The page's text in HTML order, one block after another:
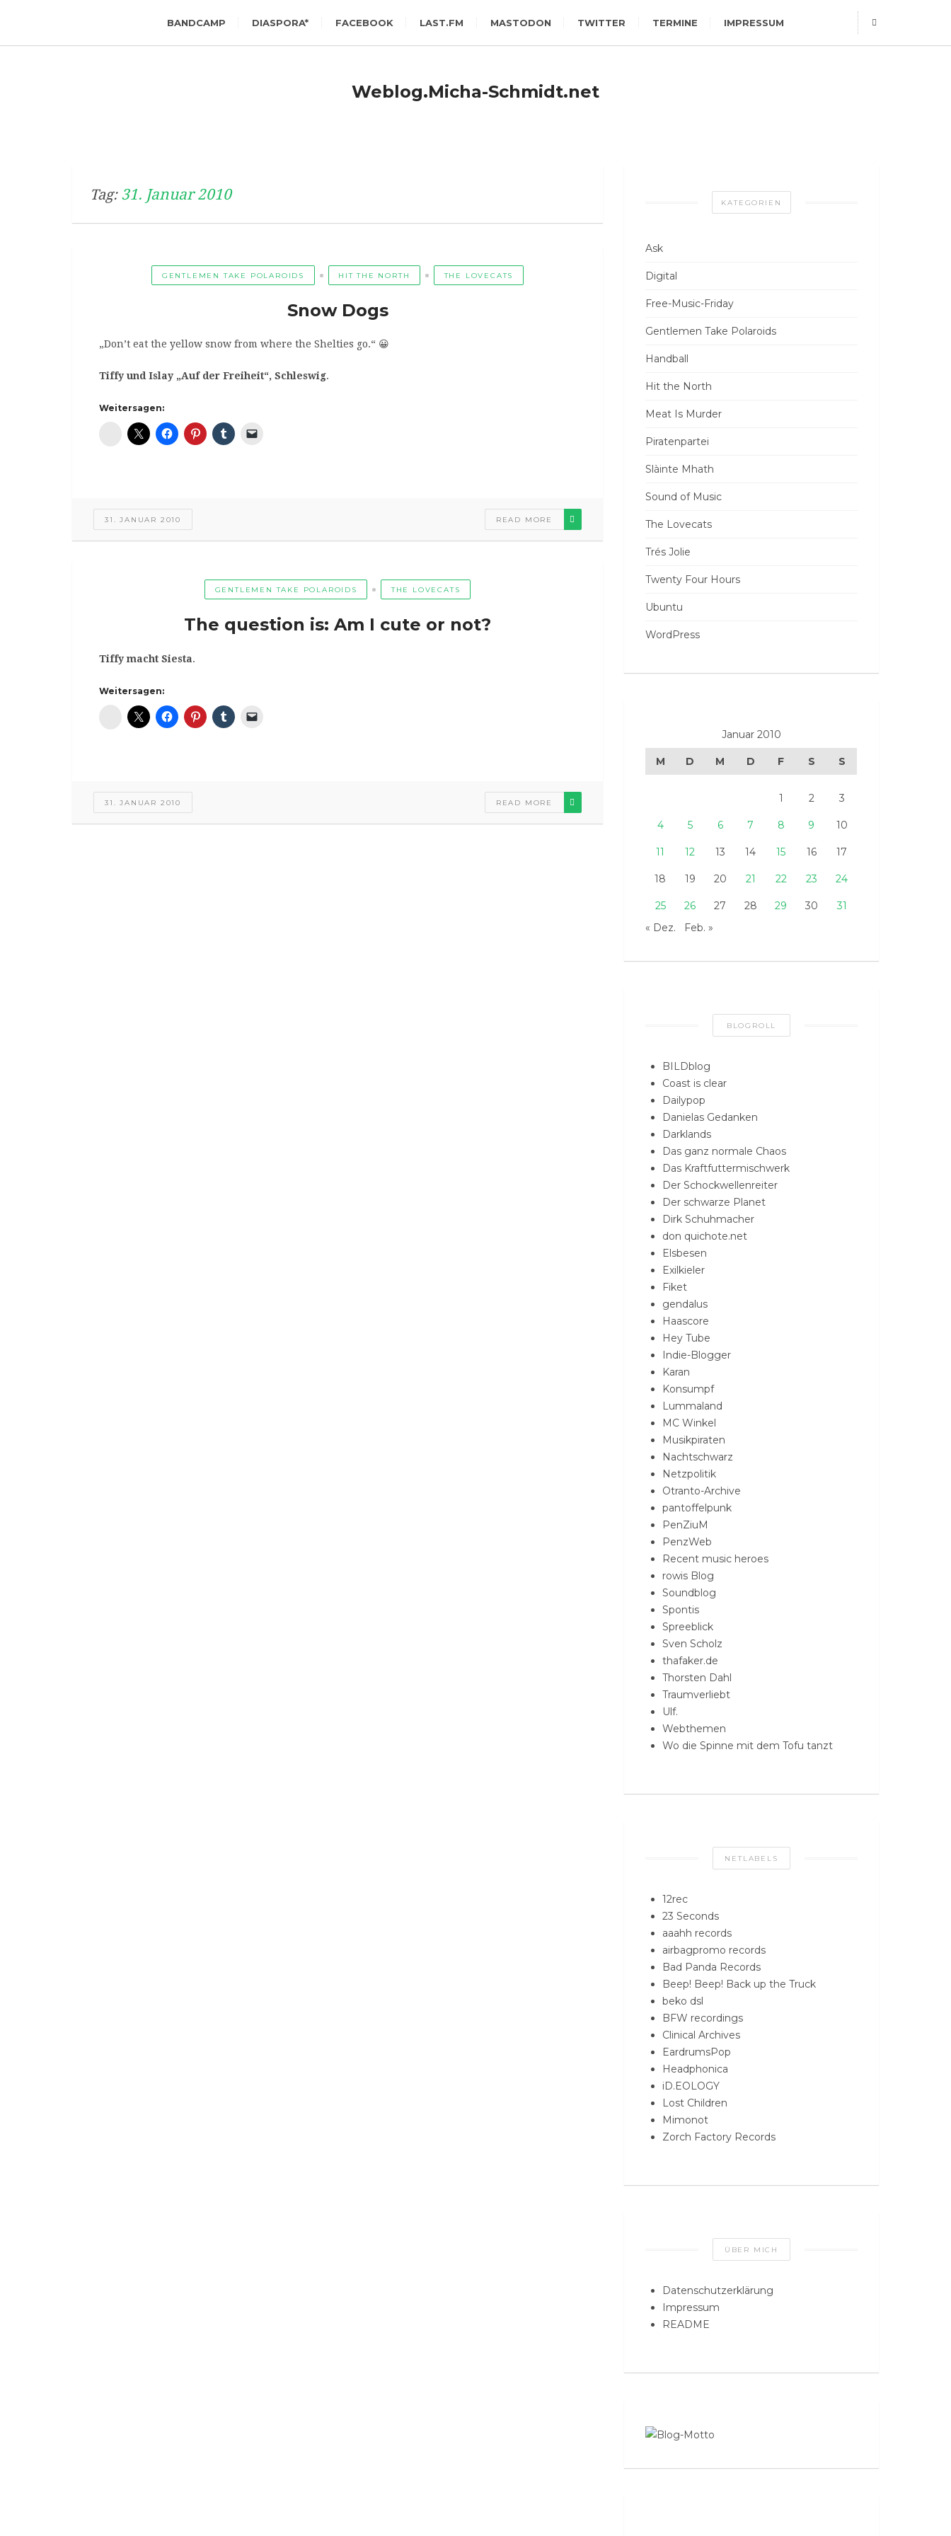
BANDCAMP DIASPORA* FACEBOOK LAST.FM MASTODON TWITTER TERMINE IMPRESSUM
Weblog.Micha-Schmidt.net
Tag: 31. Januar 2010
GENTLEMEN TAKE POLAROIDS HIT THE NORTH THE LOVECATS
Snow Dogs
„Don’t eat the yellow snow from where the Shelties go.“ 😀
Tiffy und Islay „Auf der Freiheit“, Schleswig.
Weitersagen:
Diaspora*
31. JANUAR 2010 READ MORE
GENTLEMEN TAKE POLAROIDS THE LOVECATS
The question is: Am I cute or not?
Tiffy macht Siesta.
Weitersagen:
Diaspora*
31. JANUAR 2010 READ MORE
KATEGORIEN
Ask
Digital
Free-Music-Friday
Gentlemen Take Polaroids
Handball
Hit the North
Meat Is Murder
Piratenpartei
Slàinte Mhath
Sound of Music
The Lovecats
Trés Jolie
Twenty Four Hours
Ubuntu
WordPress
Januar 2010
M D M D F S S
1 2 3
4 5 6 7 8 9 10
11 12 13 14 15 16 17
18 19 20 21 22 23 24
25 26 27 28 29 30
31
« Dez.
Feb. »
BLOGROLL
BILDblog
Coast is clear
Dailypop
Danielas Gedanken
Darklands
Das ganz normale Chaos
Das Kraftfuttermischwerk
Der Schockwellenreiter
Der schwarze Planet
Dirk Schuhmacher
don quichote.net
Elsbesen
Exilkieler
Fiket
gendalus
Haascore
Hey Tube
Indie-Blogger
Karan
Konsumpf
Lummaland
MC Winkel
Musikpiraten
Nachtschwarz
Netzpolitik
Otranto-Archive
pantoffelpunk
PenZiuM
PenzWeb
Recent music heroes
rowis Blog
Soundblog
Spontis
Spreeblick
Sven Scholz
thafaker.de
Thorsten Dahl
Traumverliebt
Ulf.
Webthemen
Wo die Spinne mit dem Tofu tanzt
NETLABELS
12rec
23 Seconds
aaahh records
airbagpromo records
Bad Panda Records
Beep! Beep! Back up the Truck
beko dsl
BFW recordings
Clinical Archives
EardrumsPop
Headphonica
iD.EOLOGY
Lost Children
Mimonot
Zorch Factory Records
ÜBER MICH
Datenschutzerklärung
Impressum
README